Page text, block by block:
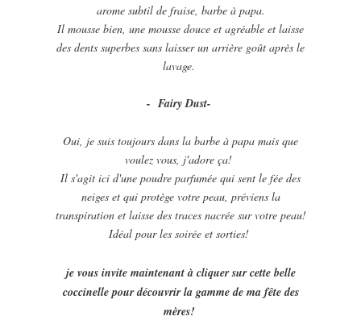
arome subtil de fraise, barbe à papa.
Il mousse bien, une mousse douce et agréable et laisse
des dents superbes sans laisser un arrière goût après le
lavage.
- Fairy Dust-
Oui, je suis toujours dans la barbe à papa mais que
voulez vous, j'adore ça!
Il s'agit ici d'une poudre parfumée qui sent le fée des
neiges et qui protège votre peau, préviens la
transpiration et laisse des traces nacrée sur votre peau!
Idéal pour les soirée et sorties!
je vous invite maintenant à cliquer sur cette belle
coccinelle pour découvrir la gamme de ma fête des
mères!